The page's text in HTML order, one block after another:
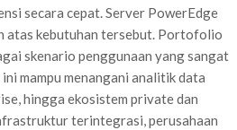
secara cepat. Server PowerEdge
atas kebutuhan tersebut. Portofolio
skenario penggunaan yang sangat
mampu menangani analitik data
hingga ekosistem private dan
terintegrasi, perusahaan